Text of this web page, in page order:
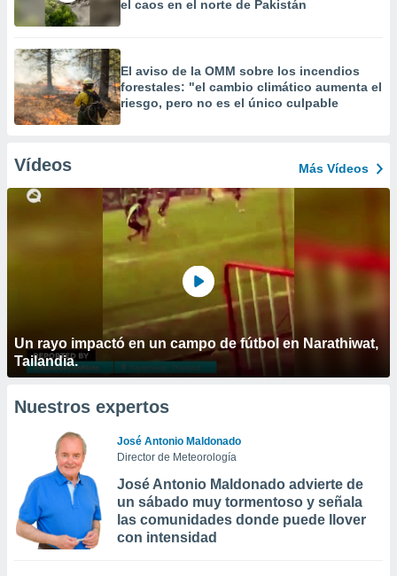
el caos en el norte de Pakistán
El aviso de la OMM sobre los incendios
forestales: "el cambio climático aumenta el
riesgo, pero no es el único culpable
Vídeos Más Vídeos
Un rayo impactó en un campo de fútbol en Narathiwat,
Tailandia.
Nuestros expertos
José Antonio Maldonado
Director de Meteorología
José Antonio Maldonado advierte de
un sábado muy tormentoso y señala
las comunidades donde puede llover
con intensidad